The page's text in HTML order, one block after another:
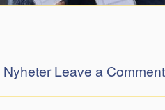
Nyheter Leave a Comment